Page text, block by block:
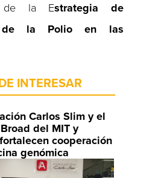
de la Estrategia de
de la Polio en las
INTERESAR
Carlos Slim y el
del MIT y
cooperación
genómica